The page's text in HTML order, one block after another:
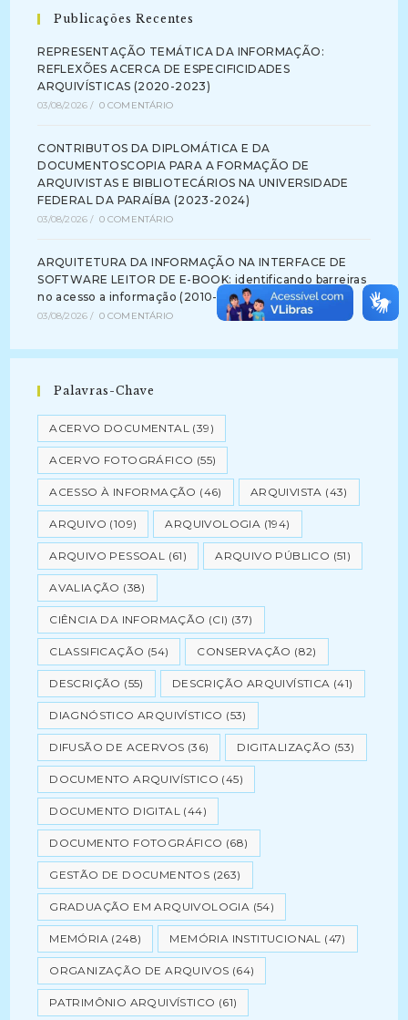
Publicações Recentes
REPRESENTAÇÃO TEMÁTICA DA INFORMAÇÃO:
REFLEXÕES ACERCA DE ESPECIFICIDADES
ARQUIVÍSTICAS (2020-2023)
03/08/2026 / 0 COMENTÁRIO
CONTRIBUTOS DA DIPLOMÁTICA E DA
DOCUMENTOSCOPIA PARA A FORMAÇÃO DE
ARQUIVISTAS E BIBLIOTECÁRIOS NA UNIVERSIDADE
FEDERAL DA PARAÍBA (2023-2024)
03/08/2026 / 0 COMENTÁRIO
ARQUITETURA DA INFORMAÇÃO NA INTERFACE DE
SOFTWARE LEITOR DE E-BOOK: identificando barreiras
no acesso a informação (2010-2012)
03/08/2026 / 0 COMENTÁRIO
Palavras-Chave
ACERVO DOCUMENTAL (39)
ACERVO FOTOGRÁFICO (55)
ACESSO À INFORMAÇÃO (46) ARQUIVISTA (43)
ARQUIVO (109) ARQUIVOLOGIA (194)
ARQUIVO PESSOAL (61) ARQUIVO PÚBLICO (51)
AVALIAÇÃO (38)
CIÊNCIA DA INFORMAÇÃO (CI) (37)
CLASSIFICAÇÃO (54) CONSERVAÇÃO (82)
DESCRIÇÃO (55) DESCRIÇÃO ARQUIVÍSTICA (41)
DIAGNÓSTICO ARQUIVÍSTICO (53)
DIFUSÃO DE ACERVOS (36) DIGITALIZAÇÃO (53)
DOCUMENTO ARQUIVÍSTICO (45)
DOCUMENTO DIGITAL (44)
DOCUMENTO FOTOGRÁFICO (68)
GESTÃO DE DOCUMENTOS (263)
GRADUAÇÃO EM ARQUIVOLOGIA (54)
MEMÓRIA (248) MEMÓRIA INSTITUCIONAL (47)
ORGANIZAÇÃO DE ARQUIVOS (64)
PATRIMÔNIO ARQUIVÍSTICO (61)